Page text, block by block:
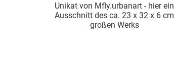
Unikat von Mfly.urbanart - hier ein
Ausschnitt des ca. 23 x 32 x 6 cm
großen Werks